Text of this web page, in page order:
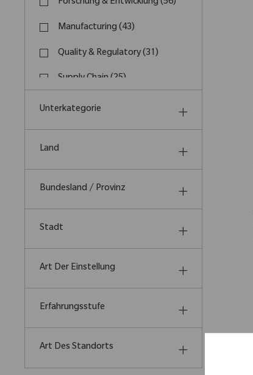
Forschung & Entwicklung (56)
Manufacturing (43)
Quality & Regulatory(31)
Supply Chain ( 25)
Customer Support
Unterkategorie
Land
Bundesland / Provinz
Stadt
Art Der Einstellung
Erfahrungsstufe
Art Des Standorts